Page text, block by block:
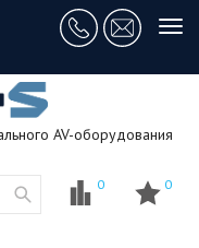
AV-оборудования
0 0